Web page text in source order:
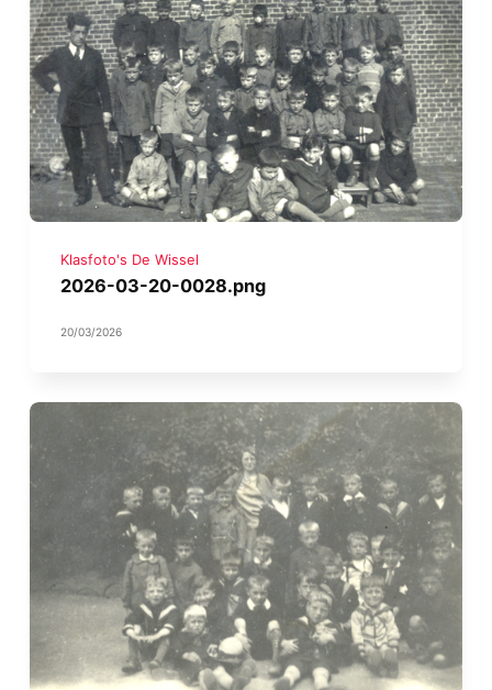
Klasfoto's De Wissel
2026-03-20-0028.png
20/03/2026